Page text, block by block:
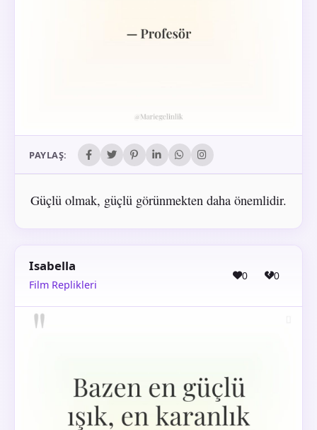
PAYLAŞ:
Güçlü olmak, güçlü görünmekten daha önemlidir.
Isabella
Film Replikleri
0 0